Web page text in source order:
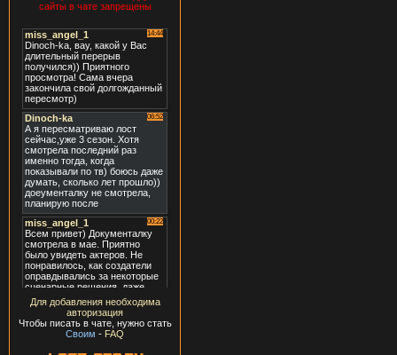
сайты в чате запрещены
Для добавления необходима
авторизация
Чтобы писать в чате, нужно стать
Своим - FAQ